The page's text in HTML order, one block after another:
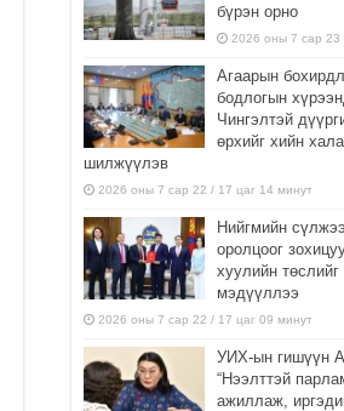
бүрэн орно
2026 оны 7 сар 23
Агаарын
бодлогын
Чингэлтэй
өрхийг хийн
шилжүүлэв
2026 оны 7 сар 22 / 17 цаг 14 минут
Нийгмийн
оролцоог
хуулийн төслийг
мэдүүллээ
2026 оны 7 сар 22 / 17 цаг 09 минут
УИХ-ын гишүүн
“Нээлттэй
ажиллаж,